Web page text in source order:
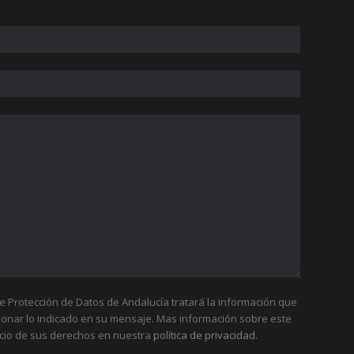
Protección de Datos de Andalucía tratará la información que
lo indicado en su mensaje. Mas información sobre este
de sus derechos en nuestra política de privacidad.